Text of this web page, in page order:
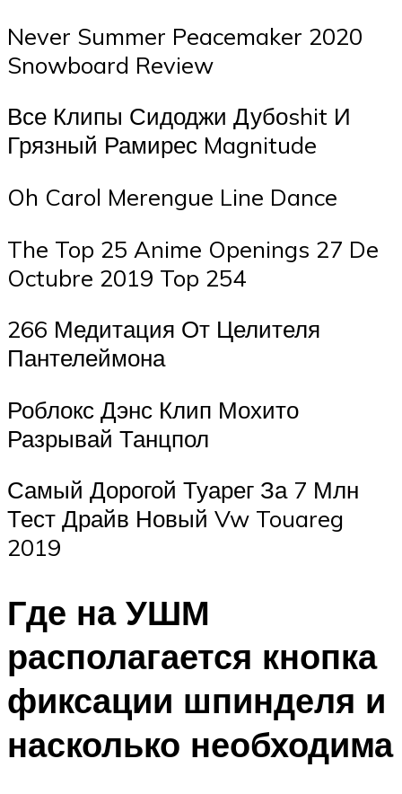
Never Summer Peacemaker 2020
Snowboard Review
Все Клипы Сидоджи Дубоshit И
Грязный Рамирес Magnitude
Oh Carol Merengue Line Dance
The Top 25 Anime Openings 27 De
Octubre 2019 Top 254
266 Медитация От Целителя
Пантелеймона
Роблокс Дэнс Клип Мохито
Разрывай Танцпол
Самый Дорогой Туарег За 7 Млн
Тест Драйв Новый Vw Touareg
2019
Где на УШМ
располагается кнопка
фиксации шпинделя и
насколько необходима